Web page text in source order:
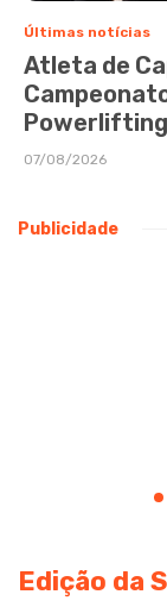
Últimas notícias
Atleta de
Powerlifting
07/08/2026
Publicidade
Edição da